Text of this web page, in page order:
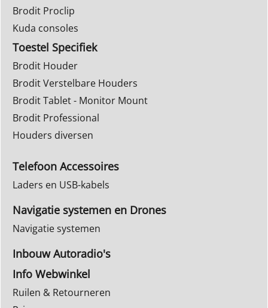
Brodit Proclip
Kuda consoles
Toestel Specifiek
Brodit Houder
Brodit Verstelbare Houders
Brodit Tablet - Monitor Mount
Brodit Professional
Houders diversen
Telefoon Accessoires
Laders en USB-kabels
Navigatie systemen en Drones
Navigatie systemen
Inbouw Autoradio's
Info Webwinkel
Ruilen & Retourneren